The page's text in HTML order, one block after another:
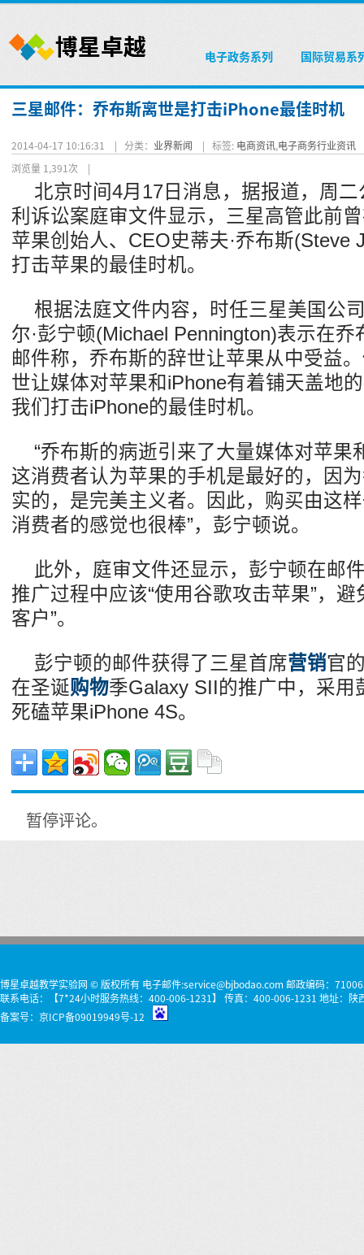
电子政务系列 国际贸易系
三星邮件：乔布斯离世是打击iPhone最佳时机
2014-04-17 10:16:31 | 分类： 业界新闻 | 标签: 电商资讯,电子商务行业资讯
浏览量 1,391次 |
北京时间4月17日消息，据报道，周
利诉讼案庭审文件显示，三星高管此前
苹果创始人、CEO史蒂夫·乔布斯(Steve
打击苹果的最佳时机。
根据法庭文件内容，时任三星美国公
尔·彭宁顿(Michael Pennington)表示在
邮件称，乔布斯的辞世让苹果从中受益
世让媒体对苹果和iPhone有着铺天盖地
我们打击iPhone的最佳时机。
“乔布斯的病逝引来了大量媒体对苹果
这消费者认为苹果的手机是最好的，因
实的，是完美主义者。因此，购买由这
消费者的感觉也很棒”，彭宁顿说。
此外，庭审文件还显示，彭宁顿在邮
推广过程中应该“使用谷歌攻击苹果”，
客户”。
彭宁顿的邮件获得了三星首席营销官
在圣诞购物季Galaxy SII的推广中，采用
死磕苹果iPhone 4S。
暂停评论。
博星卓越教学实验网 © 版权所有 电子邮件:service@bjbodao.com 邮政编码：
联系电话：【7*24小时服务热线：400-006-1231】 传真：400-006-1231 地址：陕
备案号： 京ICP备09019949号-12